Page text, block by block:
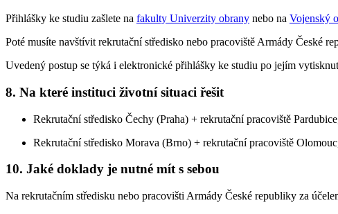
Přihlášky ke studiu zašlete na fakulty Univerzity obrany nebo na Vojenský
Poté musíte navštívit rekrutační středisko nebo pracoviště Armády České
Uvedený postup se týká i elektronické přihlášky ke studiu po jejím
8. Na které instituci životní situaci řešit
Rekrutační středisko Čechy (Praha) + rekrutační pracoviště
Rekrutační středisko Morava (Brno) + rekrutační pracoviště
10. Jaké doklady je nutné mít s sebou
Na rekrutačním středisku nebo pracovišti Armády České republiky za